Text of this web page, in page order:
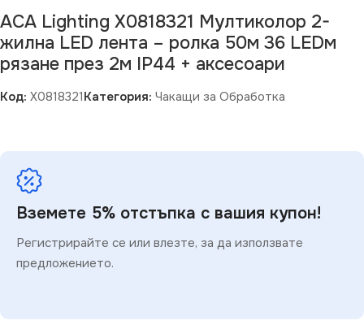
ACA Lighting X0818321 Мултиколор 2-
жилна LED лента – ролка 50м 36 LEDм
рязане през 2м IP44 + аксесоари
Код: X0818321Категория: Чакащи за Обработка
Вземете 5% отстъпка с вашия купон!
Регистрирайте се или влезте, за да използвате
предложението.